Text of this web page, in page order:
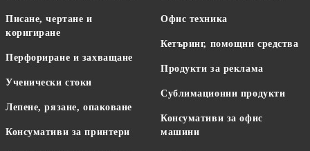
Писане, чертане и
коригиране
Перфориране и захващане
Ученически стоки
Лепене, рязане, опаковане
Консумативи за принтери
Офис техника
Кетъринг, помощни средства
Продукти за реклама
Сублимационни продукти
Консумативи за офис
машини